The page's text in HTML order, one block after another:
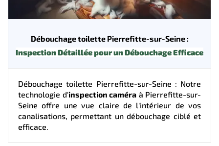
Débouchage toilette Pierrefitte-sur-Seine :
Inspection Détaillée pour un Débouchage Efficace
Débouchage toilette Pierrefitte-sur-Seine : Notre
technologie d'inspection caméra à Pierrefitte-sur-
Seine offre une vue claire de l'intérieur de vos
canalisations, permettant un débouchage ciblé et
efficace.